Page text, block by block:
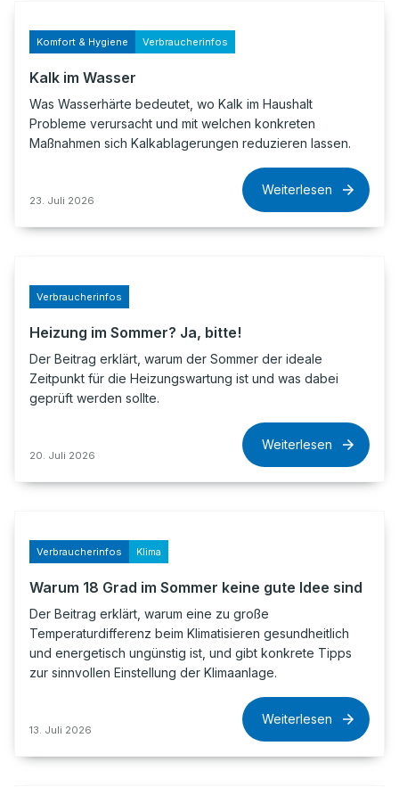
Komfort & Hygiene Verbraucherinfos
Kalk im Wasser
Was Wasserhärte bedeutet, wo Kalk im Haushalt
Probleme verursacht und mit welchen konkreten
Maßnahmen sich Kalkablagerungen reduzieren lassen.
23. Juli 2026
Weiterlesen
Verbraucherinfos
Heizung im Sommer? Ja, bitte!
Der Beitrag erklärt, warum der Sommer der ideale
Zeitpunkt für die Heizungswartung ist und was dabei
geprüft werden sollte.
20. Juli 2026
Weiterlesen
Verbraucherinfos Klima
Warum 18 Grad im Sommer keine gute Idee sind
Der Beitrag erklärt, warum eine zu große
Temperaturdifferenz beim Klimatisieren gesundheitlich
und energetisch ungünstig ist, und gibt konkrete Tipps
zur sinnvollen Einstellung der Klimaanlage.
13. Juli 2026
Weiterlesen